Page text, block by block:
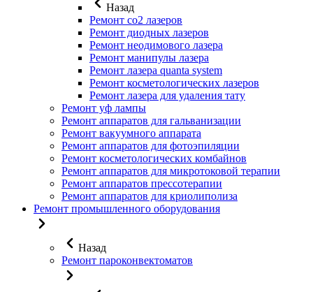
Назад
Ремонт co2 лазеров
Ремонт диодных лазеров
Ремонт неодимового лазера
Ремонт манипулы лазера
Ремонт лазера quanta system
Ремонт косметологических лазеров
Ремонт лазера для удаления тату
Ремонт уф лампы
Ремонт аппаратов для гальванизации
Ремонт вакуумного аппарата
Ремонт аппаратов для фотоэпиляции
Ремонт косметологических комбайнов
Ремонт аппаратов для микротоковой терапии
Ремонт аппаратов прессотерапии
Ремонт аппаратов для криолиполиза
Ремонт промышленного оборудования
Назад
Ремонт пароконвектоматов